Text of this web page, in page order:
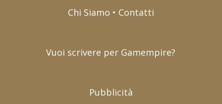
Chi Siamo • Contatti
Vuoi scrivere per Gamempire?
Pubblicità